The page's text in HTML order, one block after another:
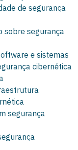
de segurança
sobre segurança
e sistemas
cibernética
segurança